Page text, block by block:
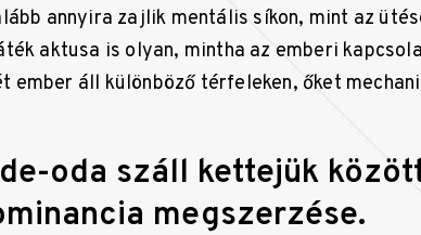
annyira zajlik mentális síkon, mint az
aktusa is olyan, mintha az emberi
ember áll különböző térfeleken, őket
oda száll kettejük
megszerzése.